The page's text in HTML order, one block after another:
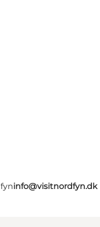
info@visitnordfyn.dk